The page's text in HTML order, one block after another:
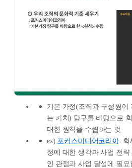
기본 가정(조직과 구성원이
는 가치) 탐구를 바탕으로
대한 원칙을 수립하는 것
ex) 포커스미디어코리아: 회
정에 대한 생각과 사업 전
인 관점과 사업 달성에 필